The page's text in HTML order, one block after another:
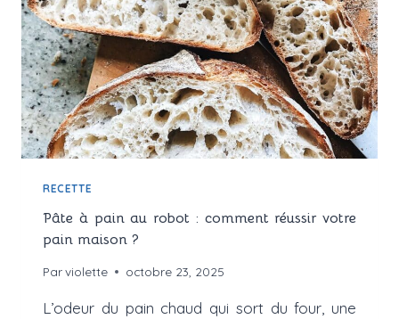
RECETTE
Pâte à pain au robot : comment réussir votre
pain maison ?
Parviolette octobre 23, 2025
L’odeur du pain chaud qui sort du four, une